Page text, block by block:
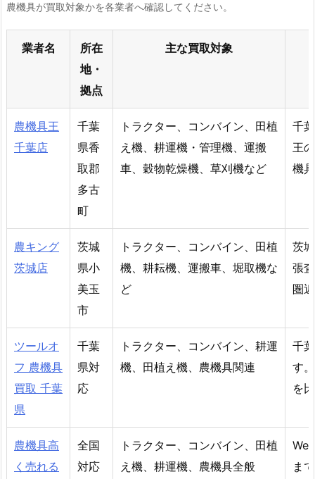
農機具が買取対象かを各業者へ確認してください。
業者名
所在
地・
拠点
主な買取対象
農機具王
千葉店
千葉
県香
取郡
多古
町
トラクター、コンバイン、田植
え機、耕運機・管理機、運搬
車、穀物乾燥機、草刈機など
千
王
機
農キング
茨城店
茨城
県小
美玉
市
トラクター、コンバイン、田植
機、耕耘機、運搬車、堀取機な
ど
茨
張
圏
ツールオ
フ 農機具
買取 千葉
県
千葉
県対
応
トラクター、コンバイン、耕運
機、田植え機、農機具関連
千
す
を
農機具高
く売れる
全国
対応
トラクター、コンバイン、田植
え機、耕運機、農機具全般
ま